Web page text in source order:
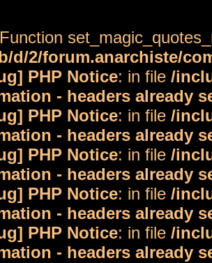
d/2/forum.anarchiste/
PHP Notice: in file /
- headers already
PHP Notice: in file /
- headers already
PHP Notice: in file /
- headers already
PHP Notice: in file /
- headers already
PHP Notice: in file /
- headers already